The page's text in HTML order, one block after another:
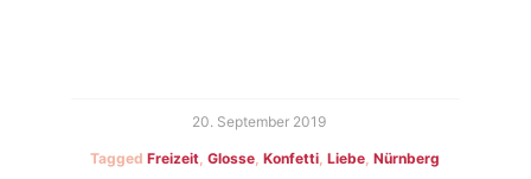
20. September 2019
TaggedFreizeit,Glosse,Konfetti,Liebe,Nürnberg